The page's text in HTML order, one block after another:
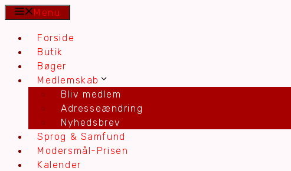
Hop
indhold
Menu
Forside
Butik
Bøger
Medlemskab
Bliv medlem
Adresseændring
Nyhedsbrev
Sprog & Samfund
Modersmål-Prisen
Kalender